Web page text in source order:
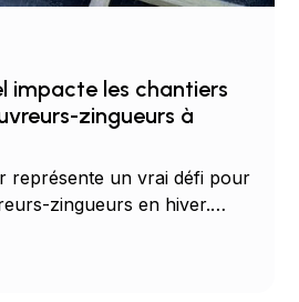
impacte les chantiers
zingueurs à
représente un vrai défi pour
zingueurs en hiver.
essentielles et les bonnes